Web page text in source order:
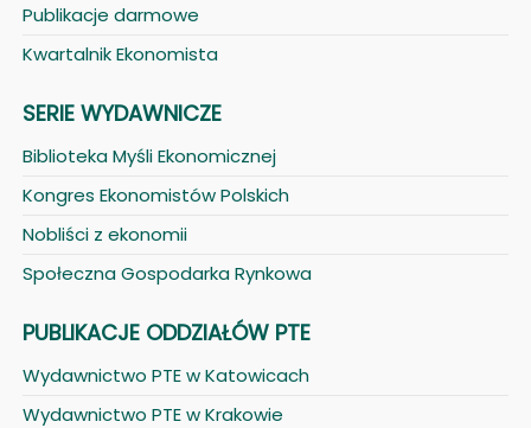
Publikacje darmowe
Kwartalnik Ekonomista
SERIE WYDAWNICZE
Biblioteka Myśli Ekonomicznej
Kongres Ekonomistów Polskich
Nobliści z ekonomii
Społeczna Gospodarka Rynkowa
PUBLIKACJE ODDZIAŁÓW PTE
Wydawnictwo PTE w Katowicach
Wydawnictwo PTE w Krakowie